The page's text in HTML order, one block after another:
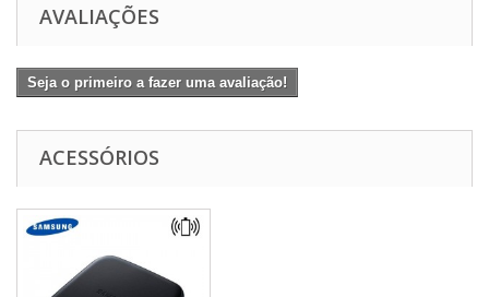
AVALIAÇÕES
Seja o primeiro a fazer uma avaliação!
ACESSÓRIOS